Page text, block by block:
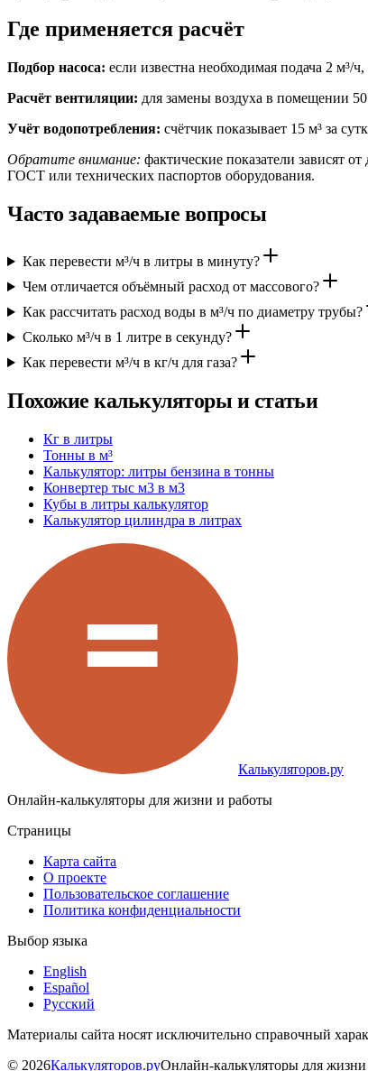
Где применяется расчёт
Подбор насоса: если известна необходимая подача 2 м³/
Расчёт вентиляции: для замены воздуха в помещении
Учёт водопотребления: счётчик показывает 15 м³ за
Обратите внимание: фактические показатели зависят
ГОСТ или технических паспортов оборудования.
Часто задаваемые вопросы
Как перевести м³/ч в литры в минуту?
Чем отличается объёмный расход от массового?
Как рассчитать расход воды в м³/ч по диаметру трубы?
Сколько м³/ч в 1 литре в секунду?
Как перевести м³/ч в кг/ч для газа?
Похожие калькуляторы и статьи
Кг в литры
Тонны в м³
Калькулятор: литры бензина в тонны
Конвертер тыс м3 в м3
Кубы в литры калькулятор
Калькулятор цилиндра в литрах
Калькуляторов.ру
Онлайн-калькуляторы для жизни и работы
Страницы
Карта сайта
О проекте
Пользовательское соглашение
Политика конфиденциальности
Выбор языка
English
Español
Русский
Материалы сайта носят исключительно справочный
© 2026Калькуляторов.руОнлайн-калькуляторы для